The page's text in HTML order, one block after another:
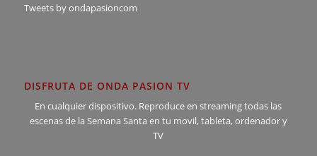
Tweets by ondapasioncom
DISFRUTA DE ONDA PASION TV
En cualquier dispositivo. Reproduce en streaming todas las
escenas de la Semana Santa en tu movil, tableta, ordenador y
TV